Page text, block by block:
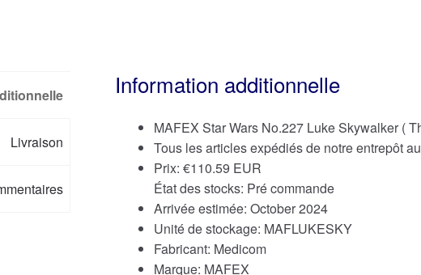
Livraison
Information additionnelle
MAFEX Star Wars No.227 Luke Skywalker (
Tous les articles expédiés de notre entrepôt
Prix: €110.59 EUR
État des stocks: Pré commande
Arrivée estimée: October 2024
Unité de stockage: MAFLUKESKY
Fabricant: Medicom
Marque: MAFEX